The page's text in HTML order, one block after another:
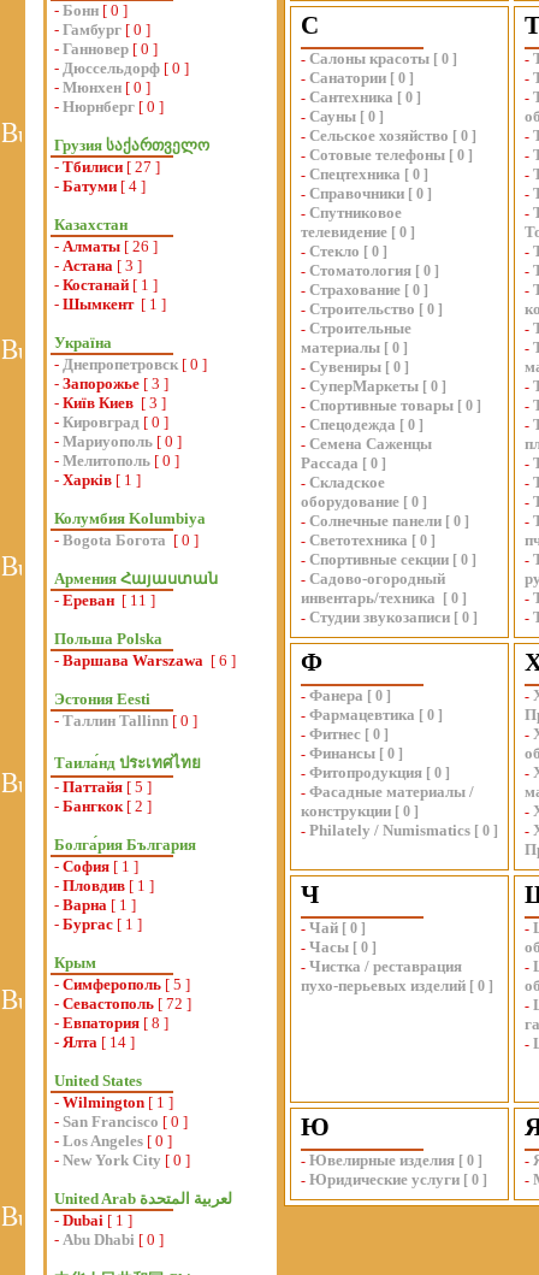
- Бонн [ 0 ]
- Гамбург [ 0 ]
- Ганновер [ 0 ]
- Дюссельдорф [ 0 ]
- Мюнхен [ 0 ]
- Нюрнберг [ 0 ]
Грузия საქართველო
- Тбилиси [ 27 ]
- Батуми [ 4 ]
Казахстан
- Алматы [ 26 ]
- Астана [ 3 ]
- Костанай [ 1 ]
- Шымкент [ 1 ]
Україна
- Днепропетровск [ 0 ]
- Запорожье [ 3 ]
- Київ Киев [ 3 ]
- Кировград [ 0 ]
- Мариуополь [ 0 ]
- Мелитополь [ 0 ]
- Харків [ 1 ]
Колумбия Kolumbiya
- Bogota Богота [ 0 ]
Армения Հայաստան
- Ереван [ 11 ]
Польша Polska
- Варшава Warszawa [ 6 ]
Эстония Eesti
- Таллин Tallinn [ 0 ]
Таила́нд ประเทศไทย
- Паттайя [ 5 ]
- Бангкок[ 2 ]
Болга́рия България
- София [ 1 ]
- Пловдив [ 1 ]
- Варна [ 1 ]
- Бургас [ 1 ]
Крым
- Симферополь [ 5 ]
- Севастополь [ 72 ]
- Евпатория [ 8 ]
- Ялта [ 14 ]
United States
- Wilmington [ 1 ]
- San Francisco [ 0 ]
- Los Angeles [ 0 ]
- New York City [ 0 ]
- Dubai [ 1 ]
- Abu Dhabi [ 0 ]
С
- Салоны красоты [ 0 ]
- Санатории [ 0 ]
- Сантехника [ 0 ]
- Сауны [ 0 ]
- Сельское хозяйство [ 0 ]
- Сотовые телефоны [ 0 ]
- Спецтехника [ 0 ]
- Справочники [ 0 ]
- Спутниковое
телевидение [ 0 ]
- Стекло [ 0 ]
- Стоматология [ 0 ]
- Страхование [ 0 ]
- Строительство [ 0 ]
- Строительные
материалы [ 0 ]
- Сувениры [ 0 ]
- СуперМаркеты [ 0 ]
- Спортивные товары [ 0 ]
- Спецодежда [ 0 ]
- Семена Саженцы
Рассада [ 0 ]
- Складское
оборудование [ 0 ]
- Солнечные панели [ 0 ]
- Светотехника [ 0 ]
- Спортивные секции [ 0 ]
- Садово-огородный
инвентарь/техника
[ 0 ]
- Студии звукозаписи [ 0 ]
-
-
-
-
-
-
-
-
-
-
-
-
-
-
-
-
-
-
-
-
-
-
-
Ф
- Фанера [ 0 ]
- Фармацевтика [ 0 ]
- Фитнес [ 0 ]
- Финансы [ 0 ]
- Фитопродукция [ 0 ]
- Фасадные материалы /
конструкции [ 0 ]
- Philately / Numismatics [ 0 ]
-
-
-
-
-
Ч
- Чай [ 0 ]
- Часы [ 0 ]
- Чистка / реставрация
пухо-перьевых изделий [ 0 ]
-
-
-
-
Ю
- Ювелирные изделия [ 0 ]
- Юридические услуги [ 0 ]
-
-